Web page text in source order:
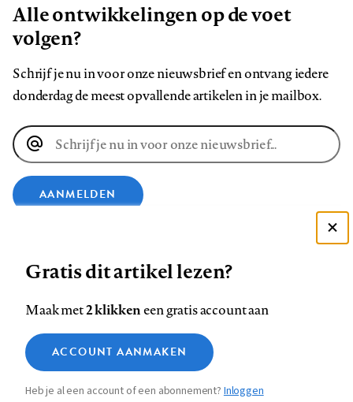
Alle ontwikkelingen op de voet
volgen?
Schrijf je nu in voor onze nieuwsbrief en ontvang iedere
donderdag de meest opvallende artikelen in je mailbox.
E-
mailadres
AANMELDEN
op
Facebook
op
LinkedIn
op
Bluesky
ons
op
InstagramYouTube
Footer
Contact Colofon Disclaimer Privacy
Medische vragen verdienen
betrouwbare antwoorden
Zie onze cookie policy
Analytische cookies
Marketing cookies
Gratis dit artikel lezen?
Maak met2 klikkeneen gratis account aan
ACCOUNT AANMAKEN
Heb je al een account of een abonnement?Inloggen